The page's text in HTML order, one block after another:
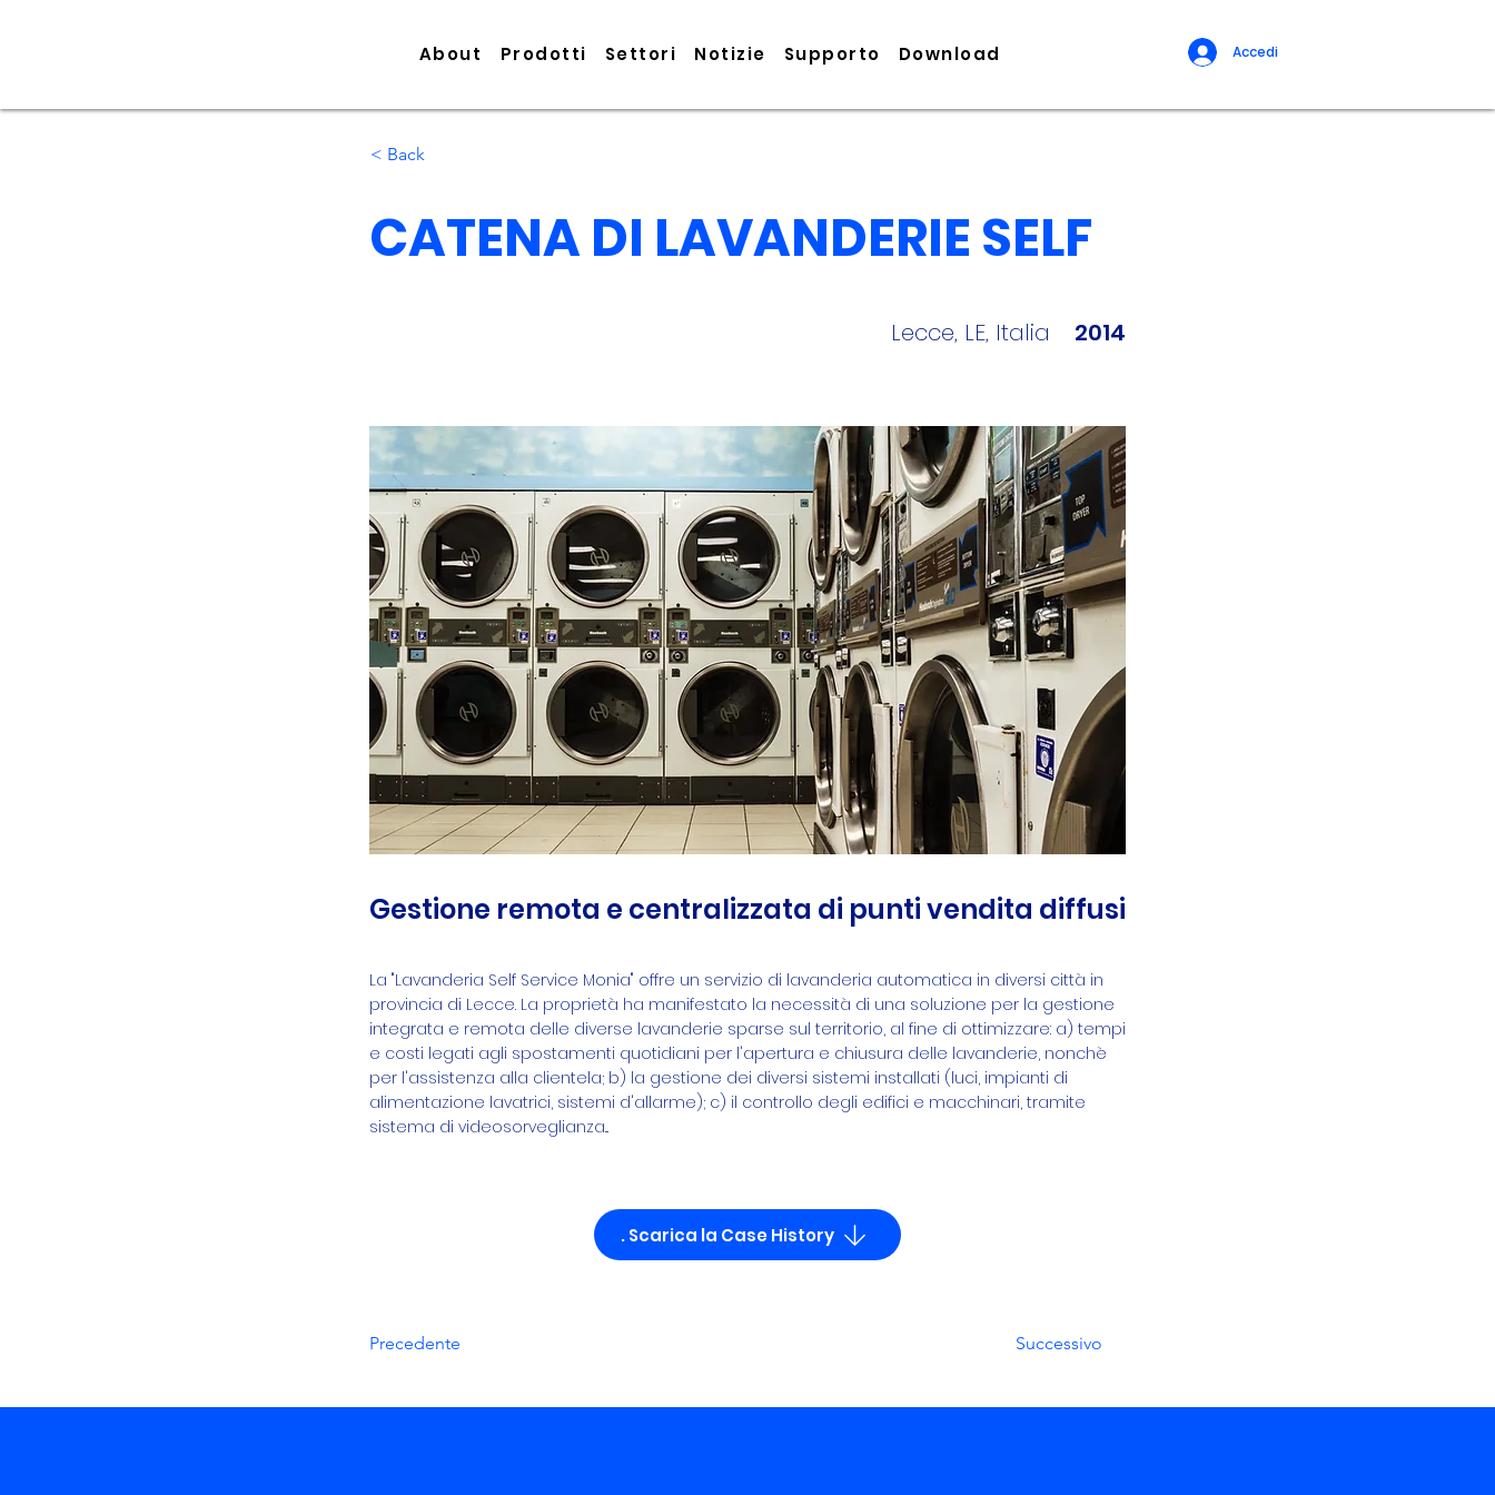
About Prodotti Settori Notizie Supporto Download Accedi
< Back
CATENA DI LAVANDERIE SELF
Lecce, LE, Italia 2014
Gestione remota e centralizzata di punti vendita diffusi
La "Lavanderia Self Service Monia" offre un servizio di lavanderia automatica in diversi città in
provincia di Lecce. La proprietà ha manifestato la necessità di una soluzione per la gestione
integrata e remota delle diverse lavanderie sparse sul territorio, al fine di ottimizzare: a) tempi
e costi legati agli spostamenti quotidiani per l'apertura e chiusura delle lavanderie, nonchè
per l'assistenza alla clientela; b) la gestione dei diversi sistemi installati (luci, impianti di
alimentazione lavatrici, sistemi d'allarme); c) il controllo degli edifici e macchinari, tramite
sistema di videosorveglianza...
. Scarica la Case History
Precedente Successivo